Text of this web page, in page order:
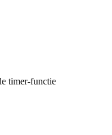
timer-functie